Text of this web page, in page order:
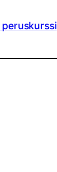
peruskurssi